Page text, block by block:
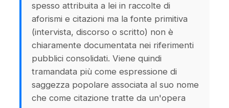
spesso attribuita a lei in raccolte di
aforismi e citazioni ma la fonte primitiva
(intervista, discorso o scritto) non è
chiaramente documentata nei riferimenti
pubblici consolidati. Viene quindi
tramandata più come espressione di
saggezza popolare associata al suo nome
che come citazione tratte da un'opera